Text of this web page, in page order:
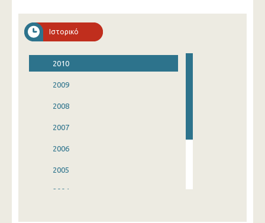
Ιστορικό
2010
2009
2008
2007
2006
2005
2004